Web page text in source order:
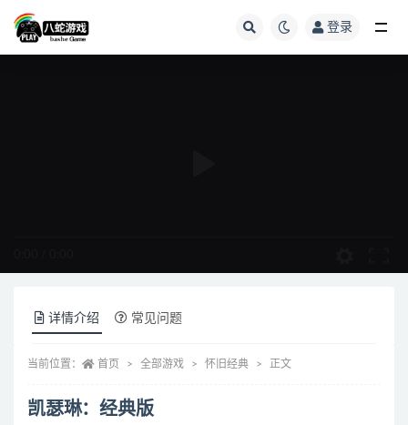
登录
详情介绍 常见问题
当前位置： 首页 全部游戏 怀旧经典 正文
凯瑟琳：经典版